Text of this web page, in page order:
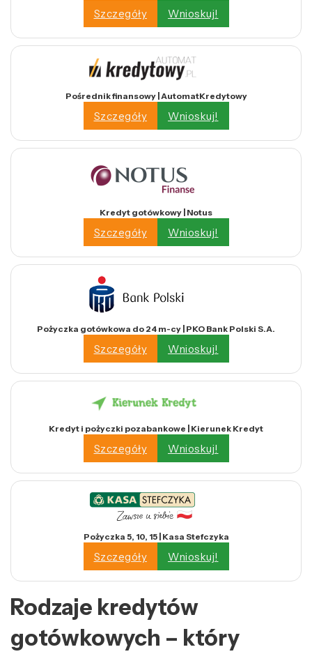
Szczegóły Wnioskuj!
Pośrednik finansowy | AutomatKredytowy
Szczegóły Wnioskuj!
Kredyt gotówkowy | Notus
Szczegóły Wnioskuj!
Pożyczka gotówkowa do 24 m-cy | PKO Bank Polski S.A.
Szczegóły Wnioskuj!
Kredyt i pożyczki pozabankowe | Kierunek Kredyt
Szczegóły Wnioskuj!
Pożyczka 5, 10, 15 | Kasa Stefczyka
Szczegóły Wnioskuj!
Rodzaje kredytów
gotówkowych – który